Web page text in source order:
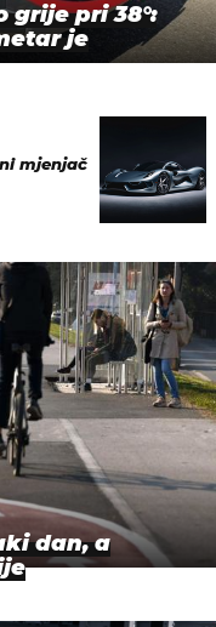
grije pri 38°:
je
mjenjač
dan, a